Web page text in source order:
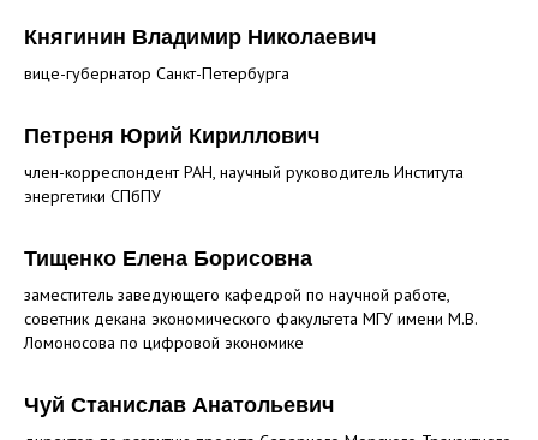
Княгинин Владимир Николаевич
вице-губернатор Санкт-Петербурга
Петреня Юрий Кириллович
член-корреспондент РАН, научный руководитель Института
энергетики СПбПУ
Тищенко Елена Борисовна
заместитель заведующего кафедрой по научной работе,
советник декана экономического факультета МГУ имени М.В.
Ломоносова по цифровой экономике
Чуй Станислав Анатольевич